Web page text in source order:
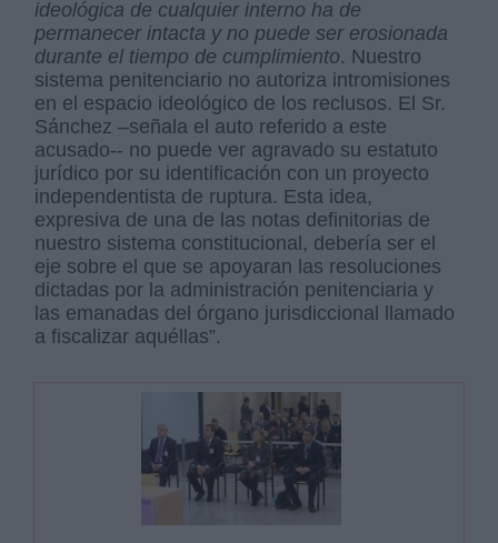
ideológica de cualquier interno ha de
permanecer intacta y no puede ser erosionada
durante el tiempo de cumplimiento. Nuestro
sistema penitenciario no autoriza intromisiones
en el espacio ideológico de los reclusos. El Sr.
Sánchez –señala el auto referido a este
acusado-- no puede ver agravado su estatuto
jurídico por su identificación con un proyecto
independentista de ruptura. Esta idea,
expresiva de una de las notas definitorias de
nuestro sistema constitucional, debería ser el
eje sobre el que se apoyaran las resoluciones
dictadas por la administración penitenciaria y
las emanadas del órgano jurisdiccional llamado
a fiscalizar aquéllas”.